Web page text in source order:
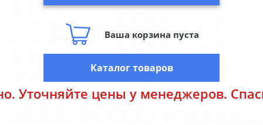
Ваша корзина пуста
цены у менеджеров. Спасибо
Каталог товаров